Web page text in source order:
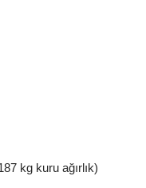
kg kuru ağırlık)